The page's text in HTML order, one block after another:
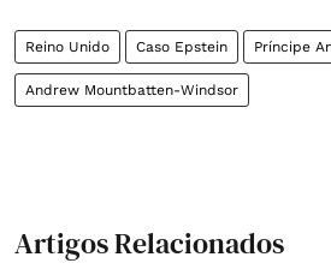
Reino Unido Caso Epstein Príncipe
Andrew Mountbatten-Windsor
Artigos Relacionados